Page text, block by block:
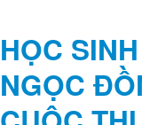
HỌC
NGỌC